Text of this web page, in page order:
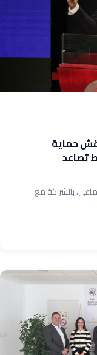
حماية
تصاعد
بالشراكة مع